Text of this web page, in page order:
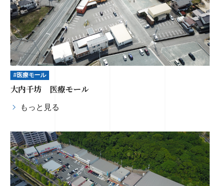
#医療モール
大内千坊 医療モール
もっと見る